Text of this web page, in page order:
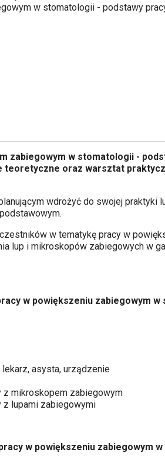
w stomatologii - podstawy
zabiegowym w stomatologii -
teoretyczne oraz warsztat
wdrożyć do swojej praktyki
w tematykę pracy w
lup i mikroskopów zabiegowych w
w powiększeniu zabiegowym
asysta, urządzenie
z mikroskopem zabiegowym
z lupami zabiegowymi
w powiększeniu zabiegowym w